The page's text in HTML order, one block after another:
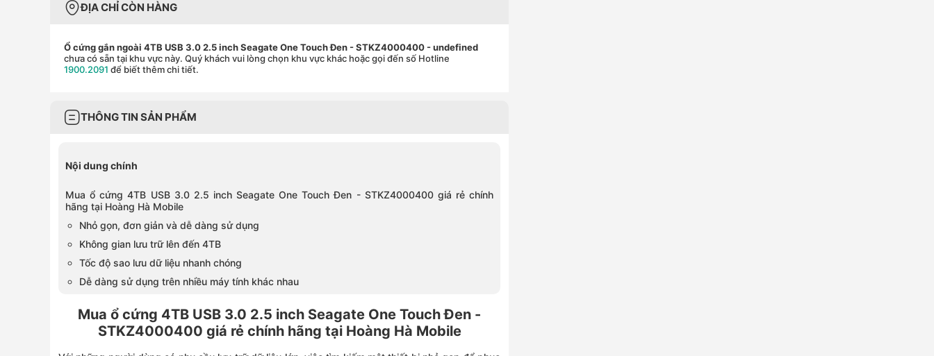
ĐỊA CHỈ CÒN HÀNG
Ổ cứng gắn ngoài 4TB USB 3.0 2.5 inch Seagate One Touch Đen - STKZ4000400 - undefined
chưa có sẵn tại khu vực này. Quý khách vui lòng chọn khu vực khác hoặc gọi đến số Hotline
1900.2091 để biết thêm chi tiết.
THÔNG TIN SẢN PHẨM
Nội dung chính
Mua ổ cứng 4TB USB 3.0 2.5 inch Seagate One Touch Đen - STKZ4000400 giá rẻ chính
hãng tại Hoàng Hà Mobile
Nhỏ gọn, đơn giản và dễ dàng sử dụng
Không gian lưu trữ lên đến 4TB
Tốc độ sao lưu dữ liệu nhanh chóng
Dễ dàng sử dụng trên nhiều máy tính khác nhau
Mua ổ cứng 4TB USB 3.0 2.5 inch Seagate One Touch Đen -
STKZ4000400 giá rẻ chính hãng tại Hoàng Hà Mobile